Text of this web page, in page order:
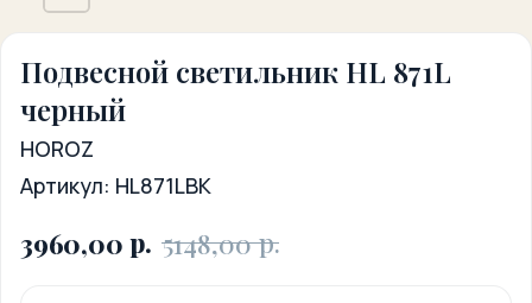
Подвесной светильник HL 871L
черный
HOROZ
Артикул: HL871LBK
3960,00 р. 5148,00 р.